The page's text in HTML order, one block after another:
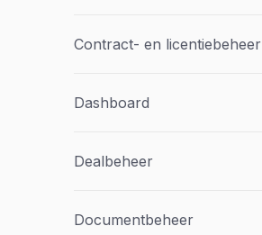
Contract- en licentiebeheer
Dashboard
Dealbeheer
Documentbeheer